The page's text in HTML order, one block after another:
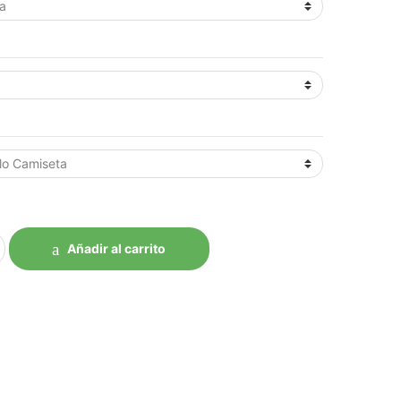
Añadir al carrito